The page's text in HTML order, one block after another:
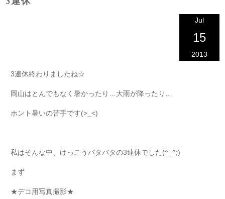
Jul
15
2013
3連休終わりましたね☆
岡山はとんでもなく暑かったり…大雨が降ったり…
ホント暑いの苦手です(>_<)
私はそんな中、けっこうバタバタの3連休でした(^_^;)
まず
★デコ用写真撮影★